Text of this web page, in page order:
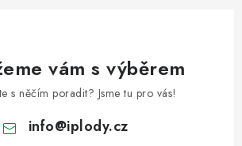
vám s výběrem
s něčím poradit? Jsme tu pro vás!
info@iplody.cz